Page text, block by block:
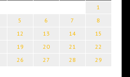
1
5 6 7
8
12 13 14
15
19 20 21
22
26 27 28
29